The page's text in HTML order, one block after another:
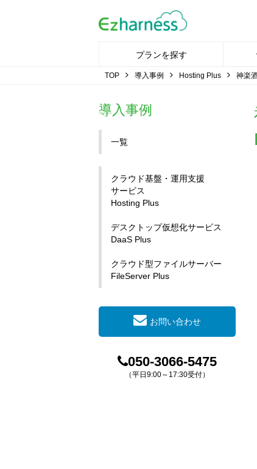
プランを探す
TOP 導入事例 Hosting Plus 神楽
導入事例
一覧
クラウド基盤・運用支援
サービス
Hosting Plus
デスクトップ仮想化サービス
DaaS Plus
クラウド型ファイルサーバー
FileServer Plus
お問い合わせ
050-3066-5475
（平日9:00～17:30受付）